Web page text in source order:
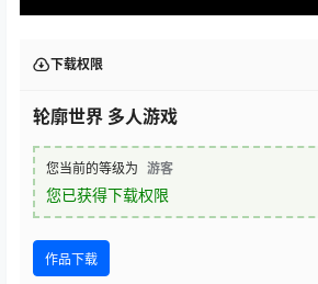
下载权限
轮廓世界 多人游戏
您当前的等级为 游客
您已获得下载权限
作品下载